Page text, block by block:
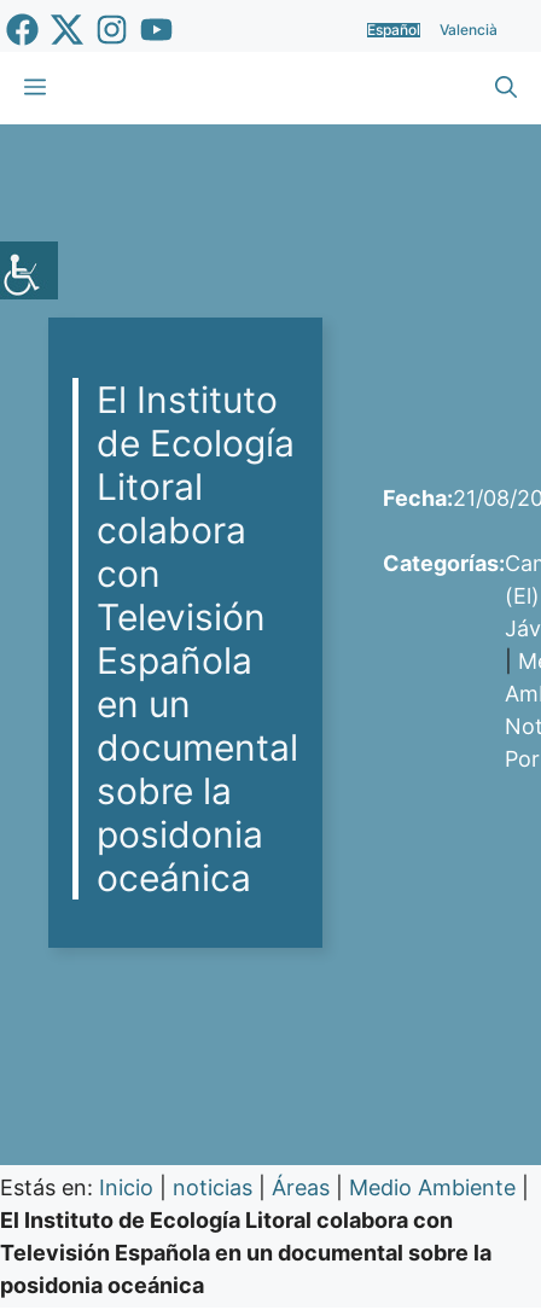
Saltar
al
contenido
Español Valencià
Menú
El Instituto
de Ecología
Litoral
colabora
con
Televisión
Española
en un
documental
sobre la
posidonia
oceánica
Fecha:21/08/
Categorías:
(El)
Estás en: Inicio noticias Áreas Medio Ambiente
El Instituto de Ecología Litoral colabora con
Televisión Española en un documental sobre la
posidonia oceánica